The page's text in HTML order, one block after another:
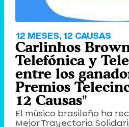
12 MESES, 12 CAUSAS
Carlinhos
Telefónica y
entre los
Premios
12 Causas"
El músico brasileño ha
Mejor Trayectoria